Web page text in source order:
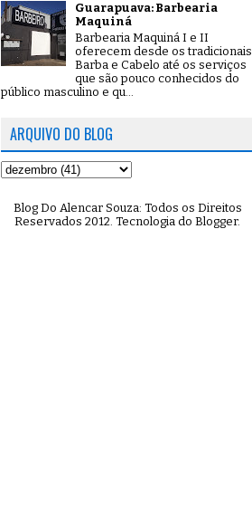
Guarapuava: Barbearia
Maquiná
Barbearia Maquiná I e II
oferecem desde os tradicionais
Barba e Cabelo até os serviços
que são pouco conhecidos do
público masculino e qu...
ARQUIVO DO BLOG
Blog Do Alencar Souza: Todos os Direitos
Reservados 2012. Tecnologia do Blogger.